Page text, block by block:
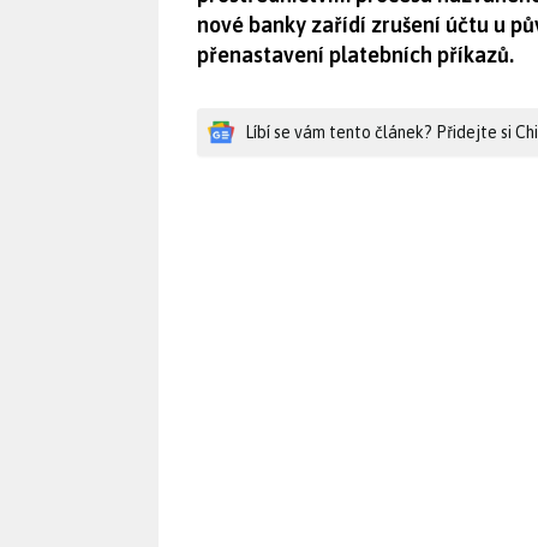
nové banky zařídí zrušení účtu u
přenastavení platebních příkazů.
Líbí se vám tento článek? Přidejte si